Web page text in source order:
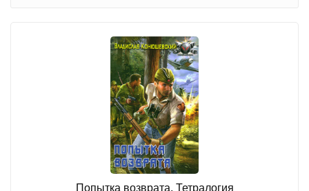
Попытка возврата. Тетралогия